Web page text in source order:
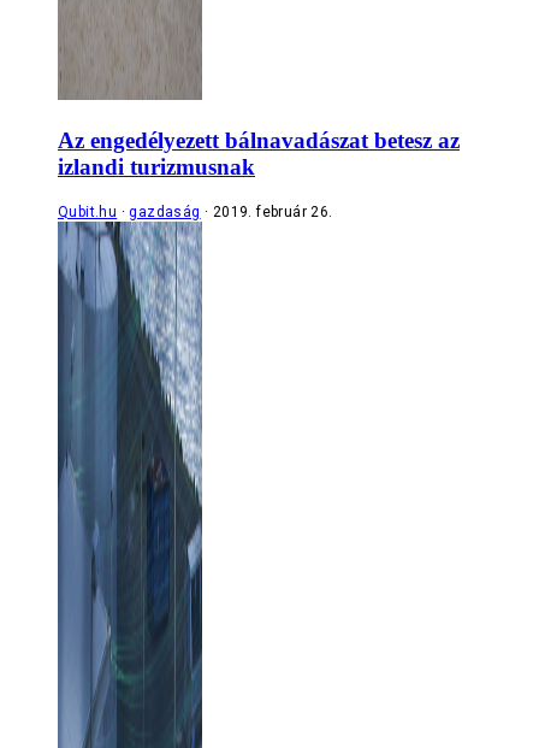
Az engedélyezett bálnavadászat betesz az
izlandi turizmusnak
Qubit.hu gazdaság 2019. február 26.